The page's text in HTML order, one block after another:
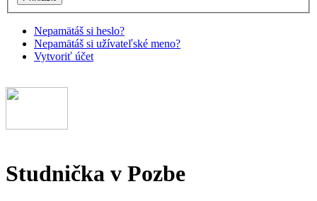
Nepamätáš si heslo?
Nepamätáš si užívateľské meno?
Vytvoriť účet
Studnička v Pozbe